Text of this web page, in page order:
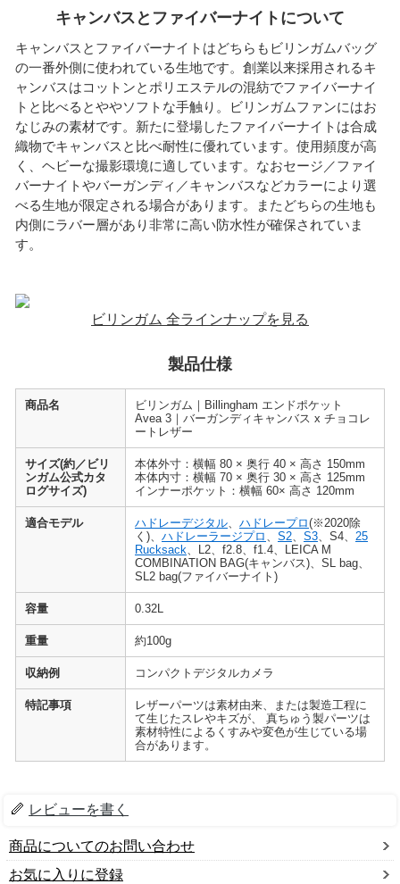
キャンバスとファイバーナイトについて
キャンバスとファイバーナイトはどちらもビリンガムバッグ
の一番外側に使われている生地です。創業以来採用されるキ
ャンバスはコットンとポリエステルの混紡でファイバーナイ
トと比べるとややソフトな手触り。ビリンガムファンにはお
なじみの素材です。新たに登場したファイバーナイトは合成
織物でキャンバスと比べ耐性に優れています。使用頻度が高
く、ヘビーな撮影環境に適しています。なおセージ／ファイ
バーナイトやバーガンディ／キャンバスなどカラーにより選
べる生地が限定される場合があります。またどちらの生地も
内側にラバー層があり非常に高い防水性が確保されていま
す。
ビリンガム 全ラインナップを見る
製品仕様
商品名
ビリンガム｜Billingham エンドポケット
Avea 3｜バーガンディキャンバス x チョコレ
ートレザー
サイズ(約／ビリ
ンガム公式カタ
ログサイズ)
本体外寸：横幅 80 × 奥行 40 × 高さ 150mm
本体内寸：横幅 70 × 奥行 30 × 高さ 125mm
インナーポケット：横幅 60× 高さ 120mm
適合モデル ハドレーデジタル、 ハドレープロ(※2020除
く)、 ハドレーラージプロ 、 S2、 S3、S4、 25
Rucksack、L2、f2.8、f1.4、LEICA M
COMBINATION BAG(キャンバス)、SL bag、
SL2 bag(ファイバーナイト)
容量 0.32L
重量 約100g
収納例 コンパクトデジタルカメラ
特記事項
レザーパーツは素材由来、または製造工程に
て生じたスレやキズが、 真ちゅう製パーツは
素材特性によるくすみや変色が生じている場
合があります。
レビューを書く
商品についてのお問い合わせ
お気に入りに登録